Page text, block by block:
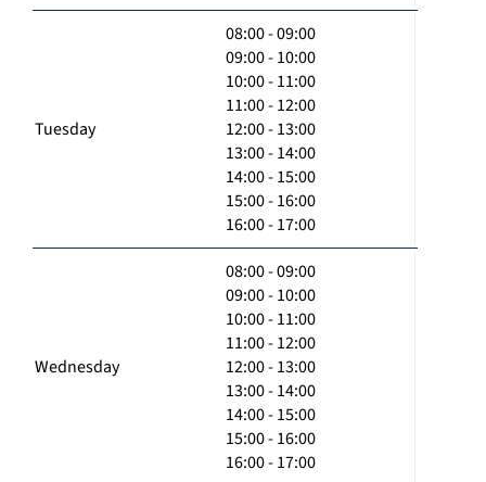
Tuesday
08:00 - 09:00
09:00 - 10:00
10:00 - 11:00
11:00 - 12:00
12:00 - 13:00
13:00 - 14:00
14:00 - 15:00
15:00 - 16:00
16:00 - 17:00
Wednesday
08:00 - 09:00
09:00 - 10:00
10:00 - 11:00
11:00 - 12:00
12:00 - 13:00
13:00 - 14:00
14:00 - 15:00
15:00 - 16:00
16:00 - 17:00